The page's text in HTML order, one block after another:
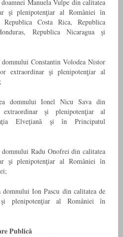
Manuela Vulpe din calitatea
şi plenipotenţiar al României în
Costa Rica, Republica
Republica Nicaragua şi
Constantin Volodea Nistor
extraordinar şi plenipotenţiar al
domnului Ionel Nicu Sava din
extraordinar şi plenipotenţiar al
Elveţiană şi în Principatul
Radu Onofrei din calitatea
şi plenipotenţiar al României în
Ion Pascu din calitatea de
şi plenipotenţiar al României în
Publică